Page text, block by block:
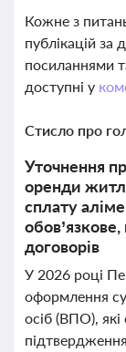
Кожне з
публікацій
посиланнями
доступні у
Стисло про
Уточнення
оренди
сплату
обов’язкове,
договорів
У 2026 році
оформлення
осіб (ВПО),